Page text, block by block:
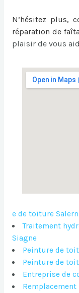
N’hésitez plus,
réparation de
plaisir de vous
e de toiture
Traitement
Siagne
Peinture de
Peinture de
Entreprise de